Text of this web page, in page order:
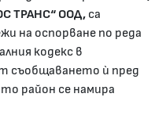
ТРАНС“ ООД, са
на оспорване по реда
кодекс в
съобщаването ѝ пред
район се намира